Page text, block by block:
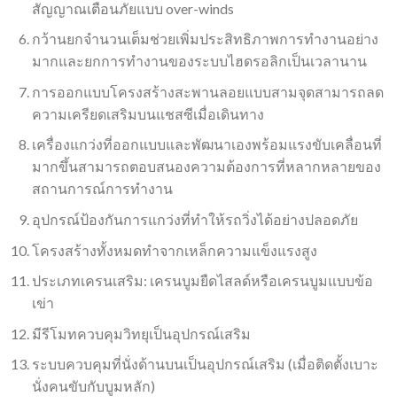
สัญญาณเตือนภัยแบบ over-winds
กว้านยกจำนวนเต็มช่วยเพิ่มประสิทธิภาพการทำงานอย่าง
มากและยกการทำงานของระบบไฮดรอลิกเป็นเวลานาน
การออกแบบโครงสร้างสะพานลอยแบบสามจุดสามารถลด
ความเครียดเสริมบนแชสซีเมื่อเดินทาง
เครื่องแกว่งที่ออกแบบและพัฒนาเองพร้อมแรงขับเคลื่อนที่
มากขึ้นสามารถตอบสนองความต้องการที่หลากหลายของ
สถานการณ์การทำงาน
อุปกรณ์ป้องกันการแกว่งที่ทำให้รถวิ่งได้อย่างปลอดภัย
โครงสร้างทั้งหมดทำจากเหล็กความแข็งแรงสูง
ประเภทเครนเสริม: เครนบูมยืดไสลด์หรือเครนบูมแบบข้อ
เข่า
มีรีโมทควบคุมวิทยุเป็นอุปกรณ์เสริม
ระบบควบคุมที่นั่งด้านบนเป็นอุปกรณ์เสริม (เมื่อติดตั้งเบาะ
นั่งคนขับกับบูมหลัก)